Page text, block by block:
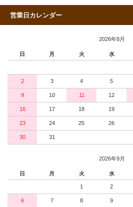
営業日カレンダー
2026年8月
日 月 火 水
2 3 4 5
9 10 11 12
16 17 18 19
23 24 25 26
30 31
2026年9月
日 月 火 水
1 2
6 7 8 9